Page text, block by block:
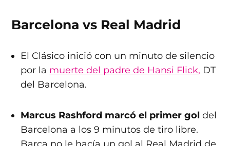
Barcelona vs Real Madrid
El Clásico inició con un minuto de silencio
por la muerte del padre de Hansi Flick, DT
del Barcelona.
Marcus Rashford marcó el primer gol del
Barcelona a los 9 minutos de tiro libre.